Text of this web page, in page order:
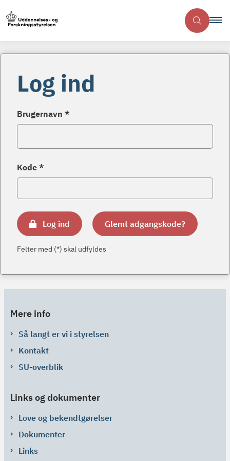
Log ind
Brugernavn *
Kode *
Log ind Glemt adgangskode?
Felter med (*) skal udfyldes
Mere info
Så langt er vi i styrelsen
Kontakt
SU-overblik
Links og dokumenter
Love og bekendtgørelser
Dokumenter
Links